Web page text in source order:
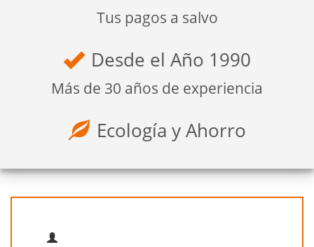
Tus pagos a salvo
Desde el Año 1990
Más de 30 años de experiencia
Ecología y Ahorro